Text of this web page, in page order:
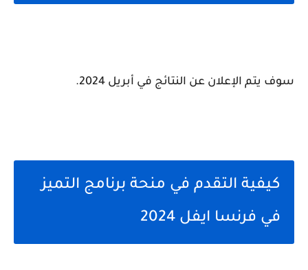
سوف يتم الإعلان عن النتائج في أبريل 2024.
كيفية التقدم في منحة برنامج التميز
في فرنسا ايفل 2024